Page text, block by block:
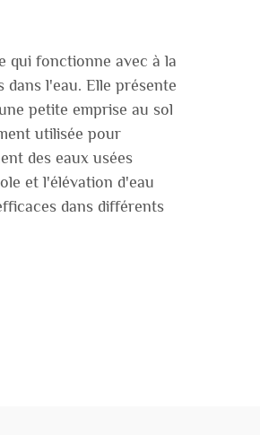
qui fonctionne avec à la
l'eau. Elle présente
petite emprise au sol
utilisée pour
des eaux usées
et l'élévation d'eau
dans différents